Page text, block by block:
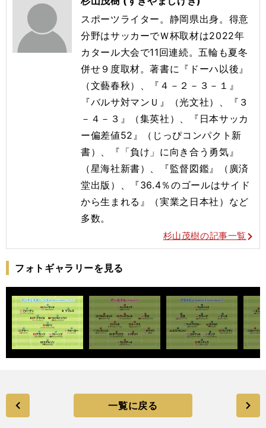
スポーツライター。静岡県出身。得意
分野はサッカーでＷ杯取材は2022年
カタール大会で11回連続。五輪も夏冬
併せ９度取材。著書に『ドーハ以後』
（文藝春秋）、『４－２－３－１』
『バルサ対マンＵ』（光文社）、『３
－４－３』（集英社）、『日本サッカ
ー偏差値52』（じっぴコンパクト新
書）、『「負け」に向き合う勇気』
（星海社新書）、『監督図鑑』（廣済
堂出版）、『36.4％のゴールはサイド
から生まれる』（実業之日本社）など
多数。
杉山茂樹の記事一覧
フォトギャラリーを見る
一覧に戻る